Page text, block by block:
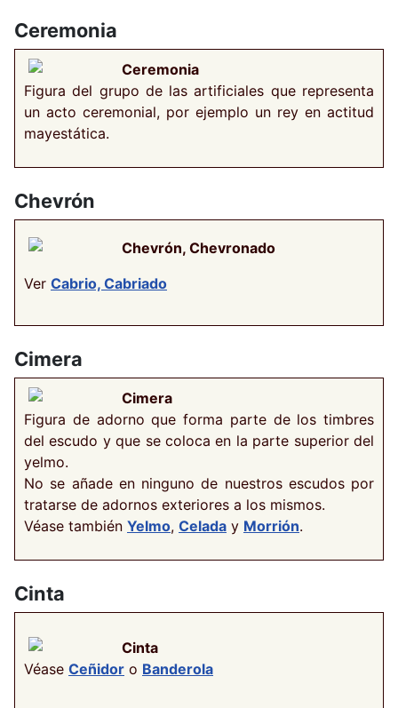
Ceremonia
Ceremonia
Figura del grupo de las artificiales que representa
un acto ceremonial, por ejemplo un rey en actitud
mayestática.
Chevrón
Chevrón, Chevronado
Ver Cabrio, Cabriado
Cimera
Cimera
Figura de adorno que forma parte de los timbres
del escudo y que se coloca en la parte superior del
yelmo.
No se añade en ninguno de nuestros escudos por
tratarse de adornos exteriores a los mismos.
Véase también Yelmo, Celada y Morrión.
Cinta
Cinta
Véase Ceñidor o Banderola